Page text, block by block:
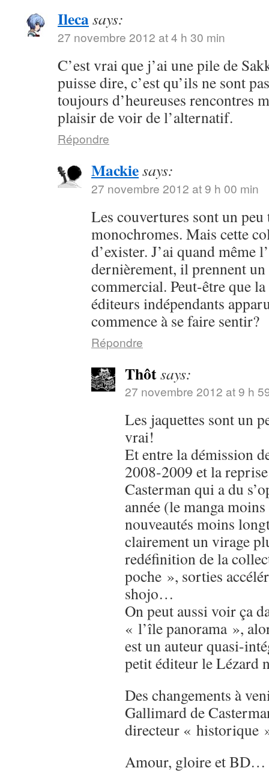
Ilecasays:
27 novembre 2012 at 4 h 30 min
C’est vrai que j’ai une pile de
puisse dire, c’est qu’ils ne sont
toujours d’heureuses rencontres
plaisir de voir de l’alternatif.
Répondre
Mackiesays:
27 novembre 2012 at 9 h 00 min
Les couvertures sont un
monochromes. Mais cette
d’exister. J’ai quand même
dernièrement, il prennent
commercial. Peut-être que
éditeurs indépendants
commence à se faire sentir?
Répondre
Thôtsays:
27 novembre 2012 at 9 h
Les jaquettes sont un
vrai!
Et entre la démission
2008-2009 et la
Casterman qui a du
année (le manga
nouveautés moins
clairement un virage
redéfinition de la
poche », sorties
shojo…
On peut aussi voir ça
« l’île panorama »,
est un auteur quasi-
petit éditeur le Lézard
Des changements à
Gallimard de
directeur « historique
Amour, gloire et BD…